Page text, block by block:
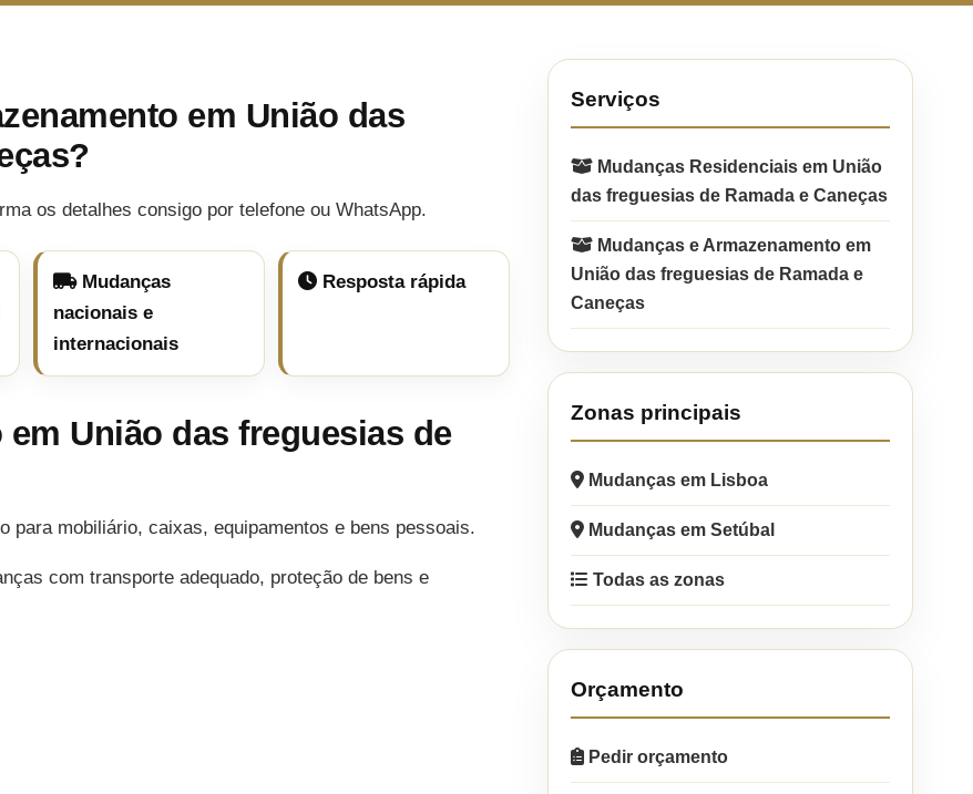
em União das
os detalhes consigo por telefone ou WhatsApp.
Mudanças
nacionais e
internacionais
Resposta rápida
União das freguesias de
para mobiliário, caixas, equipamentos e bens pessoais.
com transporte adequado, proteção de bens e
Serviços
Mudanças Residenciais em União
das freguesias de Ramada e Caneças
Mudanças e Armazenamento em
União das freguesias de Ramada e
Caneças
Zonas principais
Mudanças em Lisboa
Mudanças em Setúbal
Todas as zonas
Orçamento
Pedir orçamento